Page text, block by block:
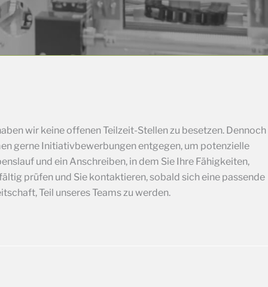
wir keine offenen Teilzeit-Stellen zu besetzen. Dennoch
gerne Initiativbewerbungen entgegen, um potenzielle
und ein Anschreiben, in dem Sie Ihre Fähigkeiten,
prüfen und Sie kontaktieren, sobald sich eine passende
Teil unseres Teams zu werden.